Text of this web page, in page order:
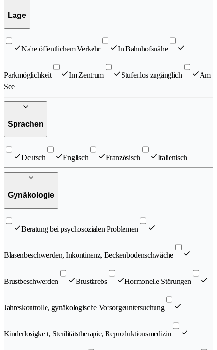
Lage
Nahe öffentlichem Verkehr In Bahnhofsnähe
Parkmöglichkeit Im Zentrum Stufenlos zugänglich
Am
See
Sprachen
Deutsch Englisch Französisch Italienisch
Gynäkologie
Beratung bei psychosozialen Problemen
Blasenbeschwerden, Inkontinenz, Beckenbodenschwäche
Brustbeschwerden Brustkrebs Hormonelle Störungen
Jahreskontrolle, gynäkologische Vorsorgeuntersuchung
Kinderlosigkeit, Sterilitätstherapie, Reproduktionsmedizin